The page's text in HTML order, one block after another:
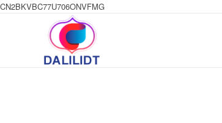
CN2BKVBC77U706ONVFMG